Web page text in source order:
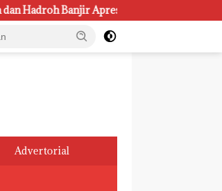
Banjir Apresiasi
Advertorial